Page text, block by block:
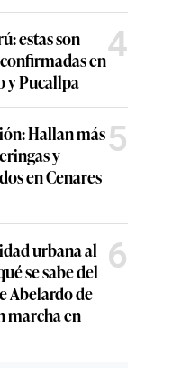
estas son
en
y Pucallpa
4
Hallan más
y
en Cenares
5
urbana al
se sabe del
Abelardo de
marcha en
6